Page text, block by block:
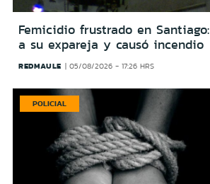
Femicidio frustrado en
a su expareja y causó incendio
REDMAULE 05/08/2026 - 17:26 HRS
POLICIAL